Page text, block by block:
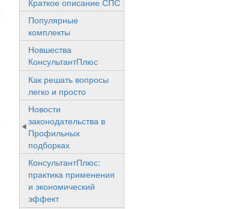
Популярные
комплекты
Новшества
КонсультантПлюс
Как решать вопросы
легко и просто
Новости
законодательства в
Профильных
подборках
КонсультантПлюс:
практика применения
и экономический
эффект